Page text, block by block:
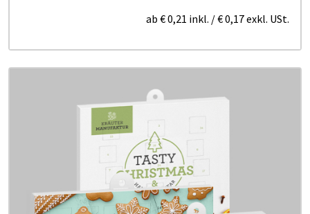
ab € 0,21 inkl. /€ 0,17exkl. USt.